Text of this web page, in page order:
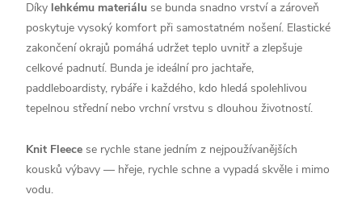
Díky lehkému materiálu se bunda snadno vrství a zároveň
poskytuje vysoký komfort při samostatném nošení. Elastické
zakončení okrajů pomáhá udržet teplo uvnitř a zlepšuje
celkové padnutí. Bunda je ideální pro jachtaře,
paddleboardisty, rybáře i každého, kdo hledá spolehlivou
tepelnou střední nebo vrchní vrstvu s dlouhou životností.
Knit Fleece se rychle stane jedním z nejpoužívanějších
kousků výbavy — hřeje, rychle schne a vypadá skvěle i mimo
vodu.